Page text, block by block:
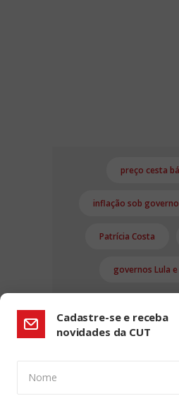
preço cesta
inflação sob
Patrícia Costa
governos Lula
Cadastre-se e receba
novidades da CUT
Nome